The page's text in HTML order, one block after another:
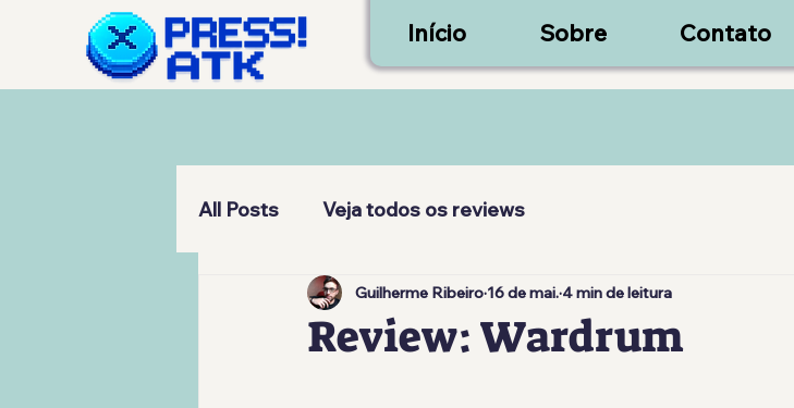
Início Sobre Contato
All Posts Veja todos os reviews
Review: Wardrum
Guilherme Ribeiro 16 de mai. 4 min de leitura